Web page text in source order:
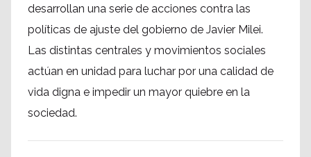
desarrollan una serie de acciones contra las
políticas de ajuste del gobierno de Javier Milei.
Las distintas centrales y movimientos sociales
actúan en unidad para luchar por una calidad de
vida digna e impedir un mayor quiebre en la
sociedad.